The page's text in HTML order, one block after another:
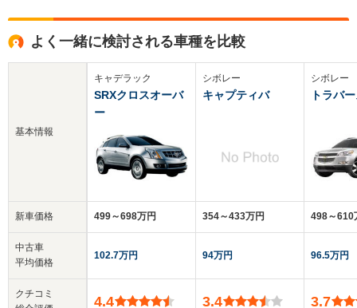
よく一緒に検討される車種を比較
基本情報
新車価格
中古車
平均価格
クチコミ
キャデラック
SRXクロスオーバ
ー
499～698万円
102.7万円
4.4
シボレー
キャプティバ
354～433万円
94万円
3.4
シボレー
トラバ
498～610
96.5万円
3.7